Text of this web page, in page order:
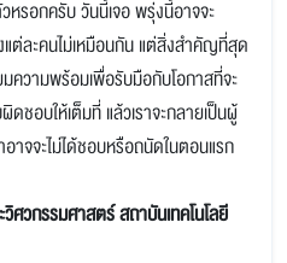
หรอกครับ วันนี้เจอ พรุ่งนี้อาจจะ
แต่ละคนไม่เหมือนกัน แต่สิ่งสำคัญที่สุด
ความพร้อมเพื่อรับมือกับโอกาสที่จะ
ชอบให้เต็มที่ แล้วเราจะกลายเป็นผู้
าจจะไม่ได้ชอบหรือถนัดในตอนแรก
วกรรมศาสตร์ สถาบันเทคโนโลยี